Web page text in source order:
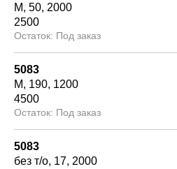
М 50 2000
2500
Под заказ
5083
М
190 1200
4500
Под заказ
5083
без т/о 17 2000